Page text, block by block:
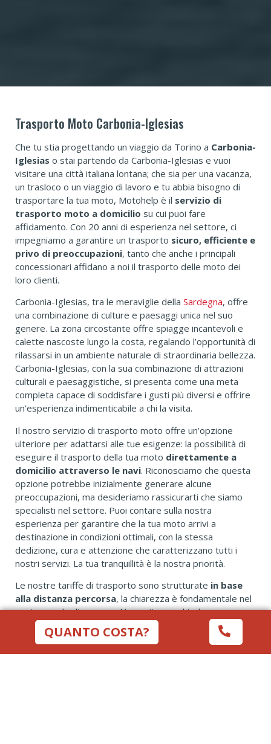
Trasporto Moto Carbonia-Iglesias
Che tu stia progettando un viaggio da Torino a Carbonia-
Iglesias o stai partendo da Carbonia-Iglesias e vuoi
visitare una città italiana lontana; che sia per una vacanza,
un trasloco o un viaggio di lavoro e tu abbia bisogno di
trasportare la tua moto, Motohelp è il servizio di
trasporto moto a domicilio su cui puoi fare
affidamento. Con 20 anni di esperienza nel settore, ci
impegniamo a garantire un trasporto sicuro, efficiente e
privo di preoccupazioni, tanto che anche i principali
concessionari affidano a noi il trasporto delle moto dei
loro clienti.
Carbonia-Iglesias, tra le meraviglie della Sardegna, offre
una combinazione di culture e paesaggi unica nel suo
genere. La zona circostante offre spiagge incantevoli e
calette nascoste lungo la costa, regalando l’opportunità di
rilassarsi in un ambiente naturale di straordinaria bellezza.
Carbonia-Iglesias, con la sua combinazione di attrazioni
culturali e paesaggistiche, si presenta come una meta
completa capace di soddisfare i gusti più diversi e offrire
un’esperienza indimenticabile a chi la visita.
Il nostro servizio di trasporto moto offre un’opzione
ulteriore per adattarsi alle tue esigenze: la possibilità di
eseguire il trasporto della tua moto direttamente a
domicilio attraverso le navi. Riconosciamo che questa
opzione potrebbe inizialmente generare alcune
preoccupazioni, ma desideriamo rassicurarti che siamo
specialisti nel settore. Puoi contare sulla nostra
esperienza per garantire che la tua moto arrivi a
destinazione in condizioni ottimali, con la stessa
dedizione, cura e attenzione che caratterizzano tutti i
nostri servizi. La tua tranquillità è la nostra priorità.
Le nostre tariffe di trasporto sono strutturate in base
alla distanza percorsa, la chiarezza è fondamentale nel
nostro modo di operare. Non esitare a chiedere un
preventivo gratuitoper il trasporto della tua moto da
e per Carbonia-Iglesias. Il nostro obiettivo è semplificare
il tuo viaggio e offrirti un servizio di trasporto moto su
QUANTO COSTA?